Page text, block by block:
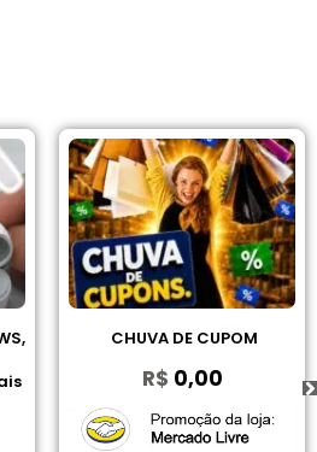
CUPOM
Jogo De Toalhas
Cardado 100%
Bosco...